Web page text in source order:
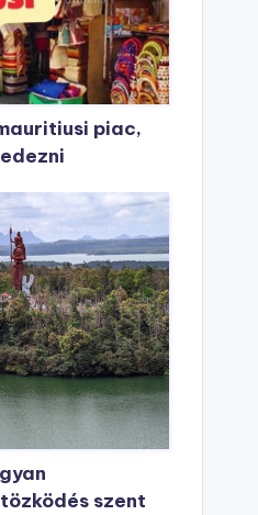
piac,
szent